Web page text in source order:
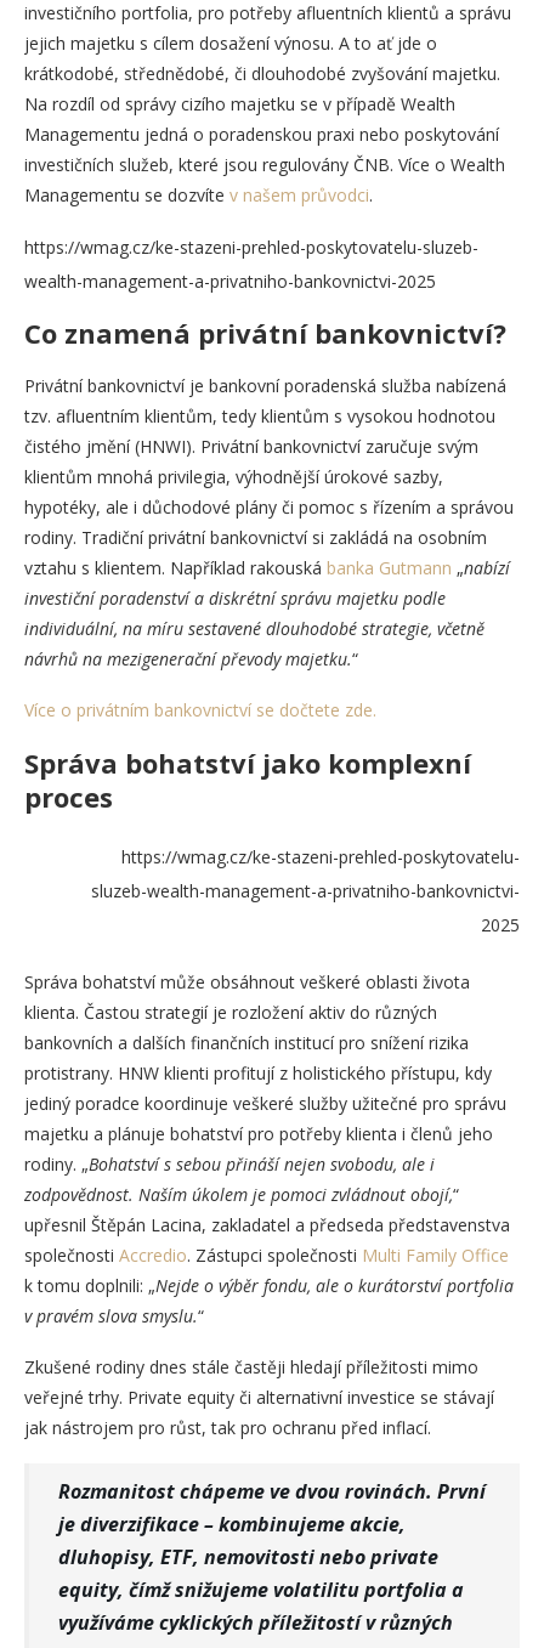
investičního portfolia, pro potřeby afluentních klientů a správu
jejich majetku s cílem dosažení výnosu. A to ať jde o
krátkodobé, střednědobé, či dlouhodobé zvyšování majetku.
Na rozdíl od správy cizího majetku se v případě Wealth
Managementu jedná o poradenskou praxi nebo poskytování
investičních služeb, které jsou regulovány ČNB. Více o Wealth
Managementu se dozvíte v našem průvodci.
https://wmag.cz/ke-stazeni-prehled-poskytovatelu-sluzeb-
wealth-management-a-privatniho-bankovnictvi-2025
Co znamená privátní bankovnictví?
Privátní bankovnictví je bankovní poradenská služba nabízená
tzv. afluentním klientům, tedy klientům s vysokou hodnotou
čistého jmění (HNWI). Privátní bankovnictví zaručuje svým
klientům mnohá privilegia, výhodnější úrokové sazby,
hypotéky, ale i důchodové plány či pomoc s řízením a správou
rodiny. Tradiční privátní bankovnictví si zakládá na osobním
vztahu s klientem. Například rakouská banka Gutmann „nabízí
investiční poradenství a diskrétní správu majetku podle
individuální, na míru sestavené dlouhodobé strategie, včetně
návrhů na mezigenerační převody majetku.“
Více o privátním bankovnictví se dočtete zde.
Správa bohatství jako komplexní
proces
https://wmag.cz/ke-stazeni-prehled-poskytovatelu-
sluzeb-wealth-management-a-privatniho-bankovnictvi-
2025
Správa bohatství může obsáhnout veškeré oblasti života
klienta. Častou strategií je rozložení aktiv do různých
bankovních a dalších finančních institucí pro snížení rizika
protistrany. HNW klienti profitují z holistického přístupu, kdy
jediný poradce koordinuje veškeré služby užitečné pro správu
majetku a plánuje bohatství pro potřeby klienta i členů jeho
rodiny. „Bohatství s sebou přináší nejen svobodu, ale i
zodpovědnost. Naším úkolem je pomoci zvládnout obojí,“
upřesnil Štěpán Lacina, zakladatel a předseda představenstva
společnosti Accredio. Zástupci společnosti Multi Family Office
k tomu doplnili: „Nejde o výběr fondu, ale o kurátorství portfolia
v pravém slova smyslu.“
Zkušené rodiny dnes stále častěji hledají příležitosti mimo
veřejné trhy. Private equity či alternativní investice se stávají
jak nástrojem pro růst, tak pro ochranu před inflací.
Rozmanitost chápeme ve dvou rovinách. První
je diverzifikace – kombinujeme akcie,
dluhopisy, ETF, nemovitosti nebo private
equity, čímž snižujeme volatilitu portfolia a
využíváme cyklických příležitostí v různých